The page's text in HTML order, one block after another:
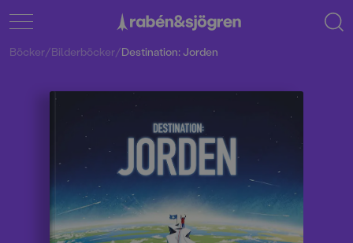
Böcker/Bilderböcker/Destination: Jorden